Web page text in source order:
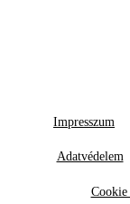
Impresszum
Adatvédelem
Cookie